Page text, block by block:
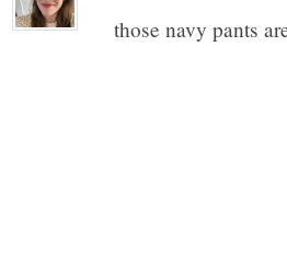
those navy pants